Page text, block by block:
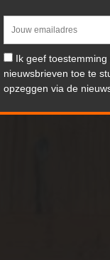
Ik geef toestemming
nieuwsbrieven toe te
opzeggen via de